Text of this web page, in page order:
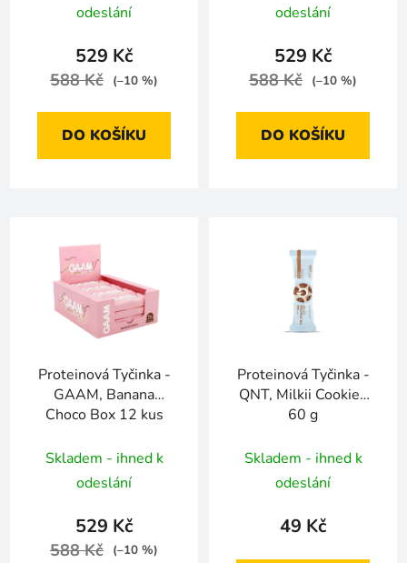
odeslání
529 Kč
588 Kč (–10 %)
DO KOŠÍKU
odeslání
529 Kč
588 Kč (–10 %)
DO KOŠÍKU
Proteinová Tyčinka -
GAAM, Banana
Choco Box 12 kus
Skladem - ihned k
odeslání
529 Kč
588 Kč (–10 %)
Proteinová Tyčinka -
QNT, Milkii Cookies
60 g
Skladem - ihned k
odeslání
49 Kč